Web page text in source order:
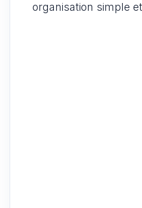
organisation simple